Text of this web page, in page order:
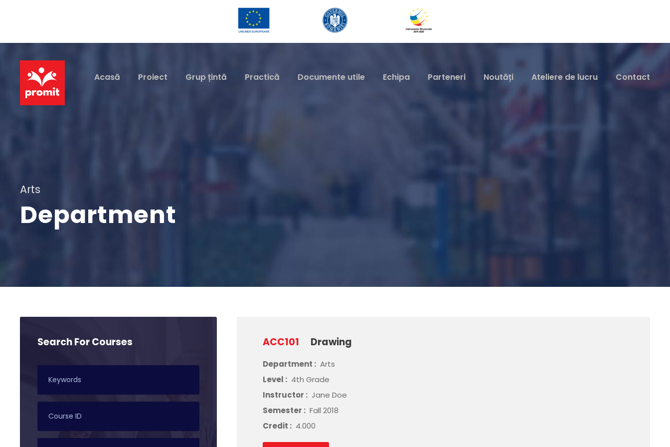
Acasă Proiect Grup țintă Practică Documente utile Echipa Parteneri Noutăți Ateliere de lucru Contact
Arts
Department
ACC101 Drawing
Department : Arts
Level : 4th Grade
Instructor : Jane Doe
Semester : Fall 2018
Credit : 4.000
Search For Courses